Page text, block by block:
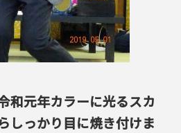
元年カラーに光るスカ
しっかり目に焼き付けま